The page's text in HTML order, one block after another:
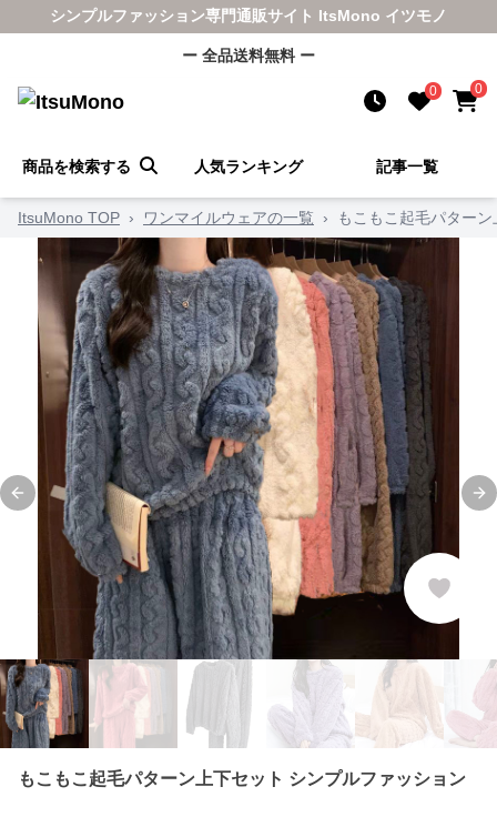
シンプルファッション専門通販サイト ItsMono イツモノ
ー 全品送料無料 ー
0 0
商品を検索する 人気ランキング 記事一覧
ItsuMono TOP › ワンマイルウェアの一覧 › もこもこ起毛パター
Previous slide
もこもこ起毛パターン上下セット シンプルファッション